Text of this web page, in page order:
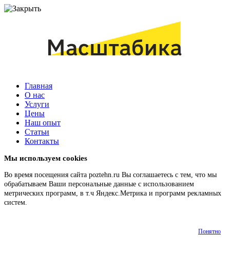
Главная
О нас
Услуги
Цены
Наш опыт
Статьи
Контакты
Мы используем cookies
Во время посещения сайта poztehn.ru Вы соглашаетесь с тем, что мы
обрабатываем Ваши персональные данные с использованием
метрических программ, в т.ч Яндекс.Метрика и программ рекламных
систем.
Понятно